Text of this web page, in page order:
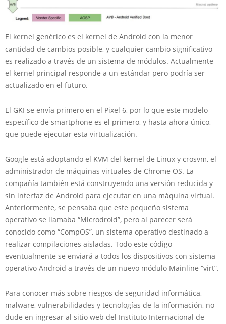
El kernel genérico es el kernel de Android con la menor
cantidad de cambios posible, y cualquier cambio significativo
es realizado a través de un sistema de módulos. Actualmente
el kernel principal responde a un estándar pero podría ser
actualizado en el futuro.
El GKI se envía primero en el Pixel 6, por lo que este modelo
específico de smartphone es el primero, y hasta ahora único,
que puede ejecutar esta virtualización.
Google está adoptando el KVM del kernel de Linux y crosvm, el
administrador de máquinas virtuales de Chrome OS. La
compañía también está construyendo una versión reducida y
sin interfaz de Android para ejecutar en una máquina virtual.
Anteriormente, se pensaba que este pequeño sistema
operativo se llamaba “Microdroid”, pero al parecer será
conocido como “CompOS”, un sistema operativo destinado a
realizar compilaciones aisladas. Todo este código
eventualmente se enviará a todos los dispositivos con sistema
operativo Android a través de un nuevo módulo Mainline “virt”.
Para conocer más sobre riesgos de seguridad informática,
malware, vulnerabilidades y tecnologías de la información, no
dude en ingresar al sitio web del Instituto Internacional de